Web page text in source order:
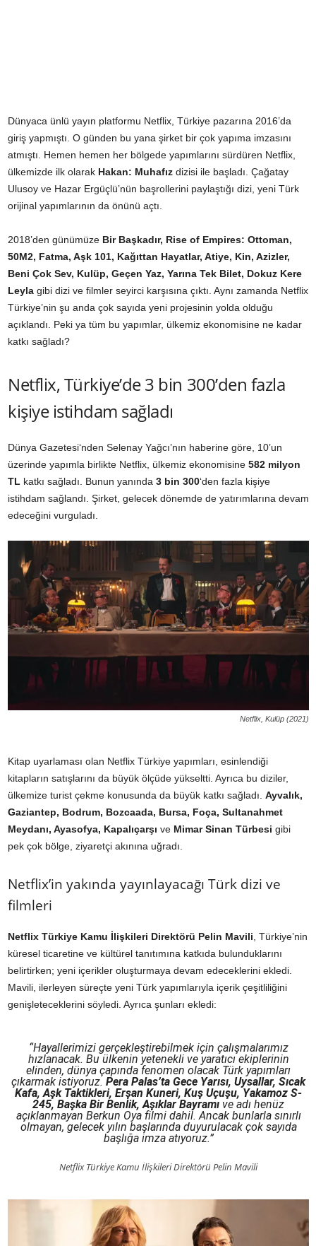
Dünyaca ünlü yayın platformu Netflix, Türkiye pazarına 2016’da
giriş yapmıştı. O günden bu yana şirket bir çok yapıma imzasını
atmıştı. Hemen hemen her bölgede yapımlarını sürdüren Netflix,
ülkemizde ilk olarak Hakan: Muhafız dizisi ile başladı. Çağatay
Ulusoy ve Hazar Ergüçlü’nün başrollerini paylaştığı dizi, yeni Türk
orijinal yapımlarının da önünü açtı.
2018’den günümüze Bir Başkadır, Rise of Empires: Ottoman,
50M2, Fatma, Aşk 101, Kağıttan Hayatlar, Atiye, Kin, Azizler,
Beni Çok Sev, Kulüp, Geçen Yaz, Yarına Tek Bilet, Dokuz Kere
Leyla gibi dizi ve filmler seyirci karşısına çıktı. Aynı zamanda Netflix
Türkiye’nin şu anda çok sayıda yeni projesinin yolda olduğu
açıklandı. Peki ya tüm bu yapımlar, ülkemiz ekonomisine ne kadar
katkı sağladı?
Netflix, Türkiye’de 3 bin 300’den fazla
kişiye istihdam sağladı
Dünya Gazetesi‘nden Selenay Yağcı’nın haberine göre, 10’un
üzerinde yapımla birlikte Netflix, ülkemiz ekonomisine 582 milyon
TL katkı sağladı. Bunun yanında 3 bin 300‘den fazla kişiye
istihdam sağlandı. Şirket, gelecek dönemde de yatırımlarına devam
edeceğini vurguladı.
Netflix, Kulüp (2021)
Kitap uyarlaması olan Netflix Türkiye yapımları, esinlendiği
kitapların satışlarını da büyük ölçüde yükseltti. Ayrıca bu diziler,
ülkemize turist çekme konusunda da büyük katkı sağladı. Ayvalık,
Gaziantep, Bodrum, Bozcaada, Bursa, Foça, Sultanahmet
Meydanı, Ayasofya, Kapalıçarşı ve Mimar Sinan Türbesi gibi
pek çok bölge, ziyaretçi akınına uğradı.
Netflix’in yakında yayınlayacağı Türk dizi ve
filmleri
Netflix Türkiye Kamu İlişkileri Direktörü Pelin Mavili, Türkiye’nin
küresel ticaretine ve kültürel tanıtımına katkıda bulunduklarını
belirtirken; yeni içerikler oluşturmaya devam edeceklerini ekledi.
Mavili, ilerleyen süreçte yeni Türk yapımlarıyla içerik çeşitliliğini
genişleteceklerini söyledi. Ayrıca şunları ekledi:
“Hayallerimizi gerçekleştirebilmek için çalışmalarımız
hızlanacak. Bu ülkenin yetenekli ve yaratıcı ekiplerinin
elinden, dünya çapında fenomen olacak Türk yapımları
çıkarmak istiyoruz. Pera Palas’ta Gece Yarısı, Uysallar, Sıcak
Kafa, Aşk Taktikleri, Erşan Kuneri, Kuş Uçuşu, Yakamoz S-
245, Başka Bir Benlik, Aşıklar Bayramı ve adı henüz
açıklanmayan Berkun Oyafilmi dahil. Ancak bunlarla sınırlı
olmayan, gelecek yılın başlarında duyurulacak çok sayıda
başlığa imza atıyoruz.”
Netflix Türkiye Kamu İlişkileri Direktörü Pelin Mavili